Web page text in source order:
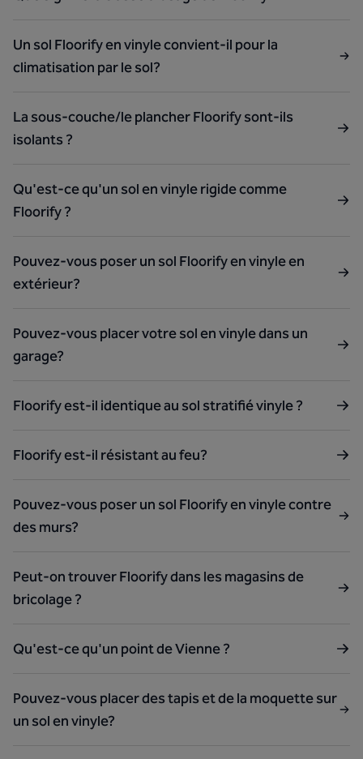
Un sol Floorify en vinyle convient-il pour la
climatisation par le sol?
La sous-couche/le plancher Floorify sont-ils
isolants ?
Qu'est-ce qu'un sol en vinyle rigide comme
Floorify ?
Pouvez-vous poser un sol Floorify en vinyle en
extérieur?
Pouvez-vous placer votre sol en vinyle dans un
garage?
Floorify est-il identique au sol stratifié vinyle ?
Floorify est-il résistant au feu?
Pouvez-vous poser un sol Floorify en vinyle contre
des murs?
Peut-on trouver Floorify dans les magasins de
bricolage ?
Qu'est-ce qu'un point de Vienne ?
Pouvez-vous placer des tapis et de la moquette sur
un sol en vinyle?